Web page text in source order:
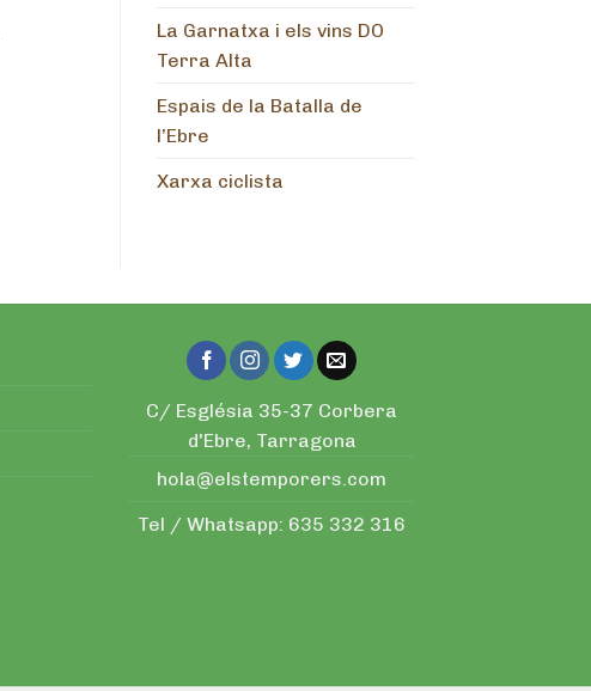
La Garnatxa i els vins DO
Terra Alta
Espais de la Batalla de
l’Ebre
Xarxa ciclista
C/ Església 35-37 Corbera
d'Ebre, Tarragona
hola@elstemporers.com
Tel / Whatsapp: 635 332 316